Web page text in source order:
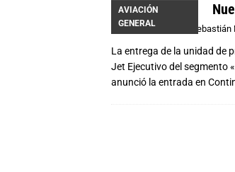
AVIACIÓN
GENERAL
30/06/2020
La entrega de la unidad de
Jet Ejecutivo del segmento
anunció la entrada en